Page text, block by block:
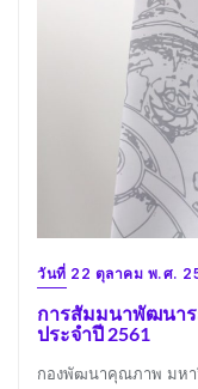
วันที่ 22 ตุลาคม พ.ศ.
การสัมมนาพัฒนา
ประจำปี 2561
กองพัฒนาคุณภาพ มหา